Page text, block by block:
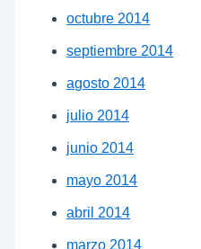
octubre 2014
septiembre 2014
agosto 2014
julio 2014
junio 2014
mayo 2014
abril 2014
marzo 2014